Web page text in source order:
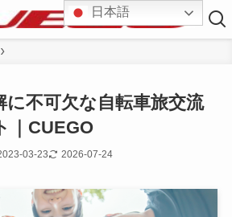
に不可欠な自転車旅交流
｜CUEGO
03-23 2026-07-24
日本語